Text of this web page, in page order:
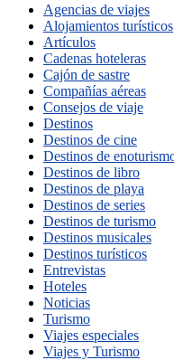
Agencias de viajes
Alojamientos turísticos
Artículos
Cadenas hoteleras
Cajón de sastre
Compañías aéreas
Consejos de viaje
Destinos
Destinos de cine
Destinos de
Destinos de libro
Destinos de playa
Destinos de series
Destinos de turismo
Destinos musicales
Destinos turísticos
Entrevistas
Hoteles
Noticias
Turismo
Viajes especiales
Viajes y Turismo